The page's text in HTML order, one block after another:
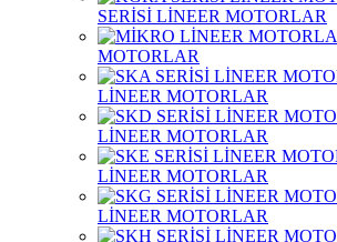
SERİSİ LİNEER MOTORLAR
MOTORLAR
LİNEER MOTORLAR
LİNEER MOTORLAR
LİNEER MOTORLAR
LİNEER MOTORLAR